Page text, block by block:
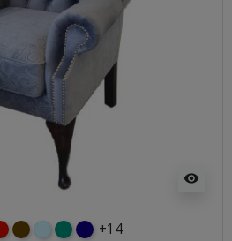
visibility
czekoladowy
błękitnyturkusowy
granatowy
+14